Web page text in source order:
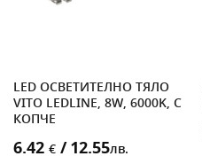
LED ОСВЕТИТЕЛНО ТЯЛО
VITO LEDLINE, 8W, 6000K, С
КОПЧЕ
6.42 € / 12.55лв.